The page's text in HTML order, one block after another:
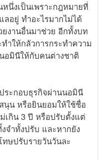
นึ่งเป็นเพราะกฎหมายที่
อยู่ ทำอะไรมากไม่ได้
งานอื่นมาช่วย อีกทั้งบท
ำให้กลัวการกระทำความ
อมินีให้กับคนต่างชาติ
ะกอบธุรกิจผ่านนอมินี
นุน หรือยินยอมให้ใช้ชื่อ
เกิน 3 ปี หรือปรับตั้งแต่
จำทั้งปรับ และหากยัง
ทษปรับรายวันวันละ